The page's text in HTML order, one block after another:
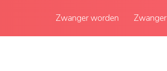
Zwanger worden Zwanger